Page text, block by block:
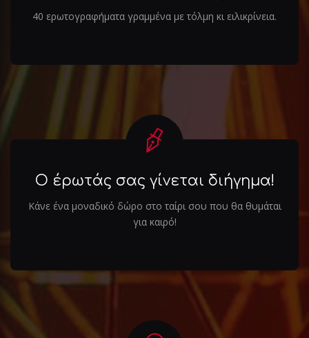
40 ερωτογραφήματα γραμμένα με τόλμη κι ειλικρίνεια.
Ο έρωτάς σας γίνεται διήγημα!
Κάνε ένα μοναδικό δώρο στο ταίρι σου που θα θυμάται
για καιρό!